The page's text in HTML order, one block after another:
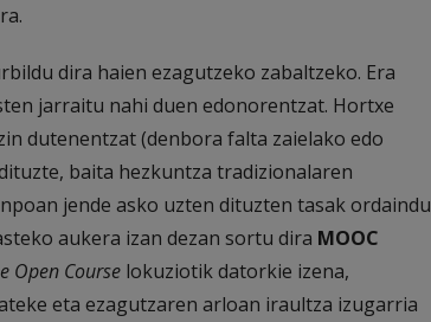
dira haien ezagutzeko zabaltzeko. Era
jarraitu nahi duen edonorentzat. Hortxe
dutenentzat (denbora falta zaielako edo
baita hezkuntza tradizionalaren
jende asko uzten dituzten tasak ordaindu
aukera izan dezan sortu dira MOOC
Open Course lokuziotik datorkie izena,
eta ezagutzaren arloan iraultza izugarria